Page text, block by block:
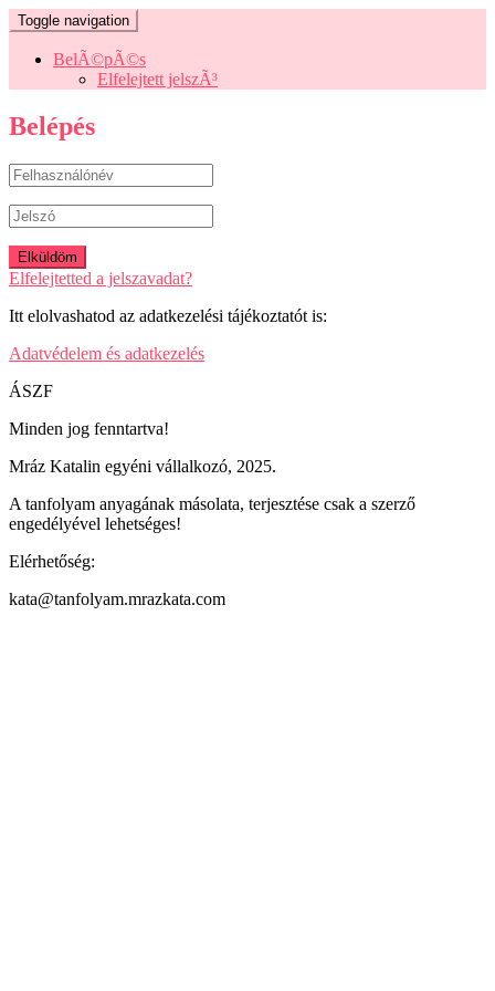
Toggle navigation
BelÃ©pÃ©s
Elfelejtett jelszÃ³
Belépés
Elfelejtetted a jelszavadat?
Itt elolvashatod az adatkezelési tájékoztatót is:
Adatvédelem és adatkezelés
ÁSZF
Minden jog fenntartva!
Mráz Katalin egyéni vállalkozó, 2025.
A tanfolyam anyagának másolata, terjesztése csak a szerző
engedélyével lehetséges!
Elérhetőség:
kata@tanfolyam.mrazkata.com